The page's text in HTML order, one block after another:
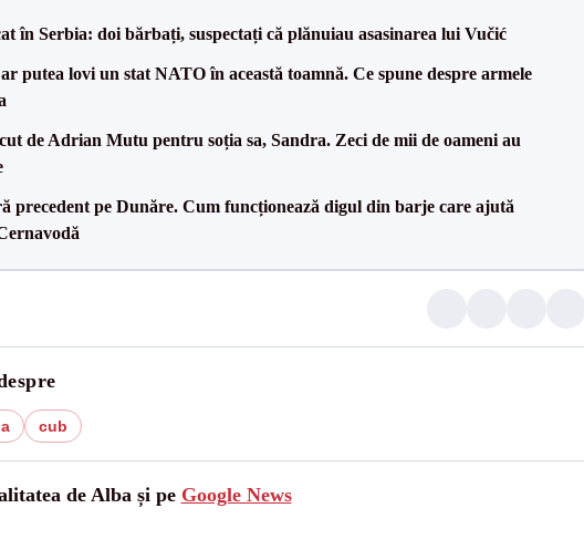
în Serbia: doi bărbați, suspectați că plănuiau asasinarea lui Vučić
putea lovi un stat NATO în această toamnă. Ce spune despre armele
de Adrian Mutu pentru soția sa, Sandra. Zeci de mii de oameni au
precedent pe Dunăre. Cum funcționează digul din barje care ajută
cub
de Alba și pe Google News